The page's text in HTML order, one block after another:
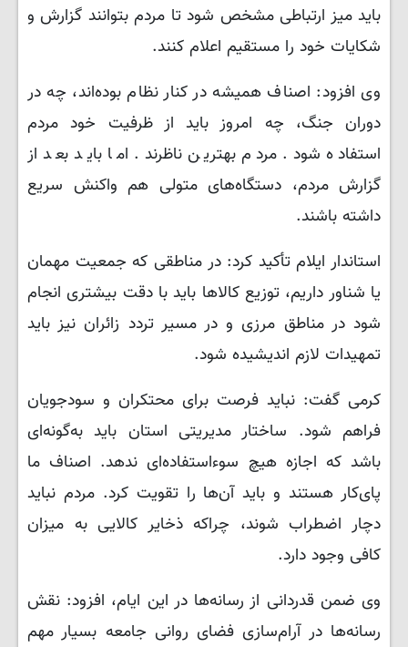
باید میز ارتباطی مشخص شود تا مردم بتوانند گزارش و
شکایات خود را مستقیم اعلام کنند.
وی افزود: اصناف همیشه در کنار نظام بوده‌اند، چه در
دوران جنگ، چه امروز باید از ظرفیت خود مردم
استفاده شود. مردم بهترین ناظرند. اما باید بعد از
گزارش مردم، دستگاه‌های متولی هم واکنش سریع
داشته باشند.
استاندار ایلام تأکید کرد: در مناطقی که جمعیت مهمان
یا شناور داریم، توزیع کالاها باید با دقت بیشتری انجام
شود در مناطق مرزی و در مسیر تردد زائران نیز باید
تمهیدات لازم اندیشیده شود.
کرمی گفت: نباید فرصت برای محتکران و سودجویان
فراهم شود. ساختار مدیریتی استان باید به‌گونه‌ای
باشد که اجازه هیچ سوءاستفاده‌ای ندهد. اصناف ما
پای‌کار هستند و باید آن‌ها را تقویت کرد. مردم نباید
دچار اضطراب شوند، چراکه ذخایر کالایی به میزان
کافی وجود دارد.
وی ضمن قدردانی از رسانه‌ها در این ایام، افزود: نقش
رسانه‌ها در آرام‌سازی فضای روانی جامعه بسیار مهم